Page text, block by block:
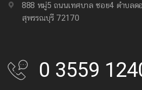
888 หมู่5 ถนนเทศบาล ซอย4 ตำบลด
สุพรรณบุรี 72170
0 3559